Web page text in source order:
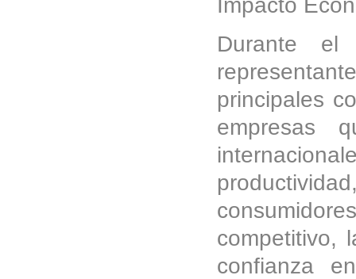
Durante
principales
empresas
competitivo,
confianza